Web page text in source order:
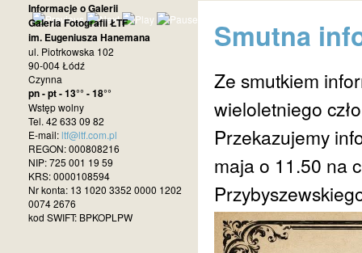
Smutna
Ze smutkiem
wieloletniego
Przekazujemy
maja o 11.50 na
Informacje o Galerii
Galeria Fotografii ŁTF
im. Eugeniusza Hanemana
ul. Piotrkowska 102
90-004 Łódź
Czynna
pn - pt - 13°° - 18°°
Wstęp wolny
Tel. 42 633 09 82
E-mail:ltf@ltf.com.pl
REGON: 000808216
NIP: 725 001 19 59
KRS: 0000108594
Nr konta: 13 1020 3352 0000 1202
0074 2676
kod SWIFT: BPKOPLPW